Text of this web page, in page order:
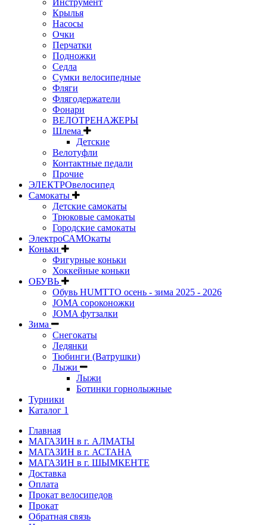
Крылья
Насосы
Очки
Перчатки
Подножки
Седла
Сумки велосипедные
Фляги
Флягодержатели
Фонари
ВЕЛОТРЕНАЖЕРЫ
Шлема
Детские
Велотуфли
Контактные педали
Прочие
ЭЛЕКТРОвелосипед
Самокаты
Детские самокаты
Трюковые самокаты
Городские самокаты
ЭлектроСАМОкаты
Коньки
Фигурные коньки
Хоккейные коньки
ОБУВЬ
Обувь HUMTTO осень - зима 2025 - 2026
JOMA сороконожки
JOMA футзалки
Зима
Снегокаты
Ледянки
Тюбинги (Ватрушки)
Лыжи
Лыжи
Ботинки горнолыжные
Турники
Каталог 1
Главная
МАГАЗИН в г. АЛМАТЫ
МАГАЗИН в г. АСТАНА
МАГАЗИН в г. ШЫМКЕНТЕ
Доставка
Оплата
Прокат велосипедов
Прокат
Обратная связь